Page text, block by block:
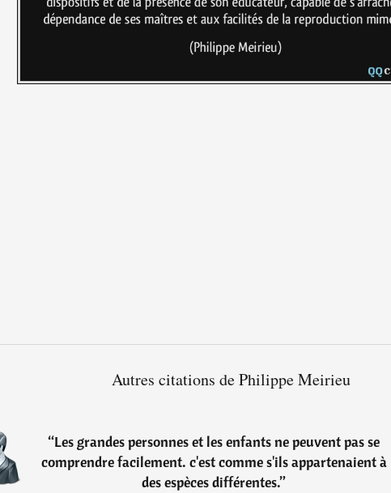
Autres citations de Philippe Meirieu
“Les grandes personnes et les enfants ne peuvent pas se
comprendre facilement. c'est comme s'ils appartenaient à
des espèces différentes.”